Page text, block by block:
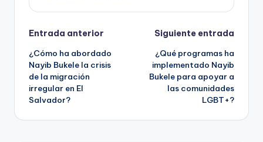
Navegación
de
entradas
Entrada anterior
¿Cómo ha abordado
Nayib Bukele la crisis
de la migración
irregular en El
Salvador?
Siguiente entrada
¿Qué programas ha
implementado Nayib
Bukele para apoyar a
las comunidades
LGBT+?